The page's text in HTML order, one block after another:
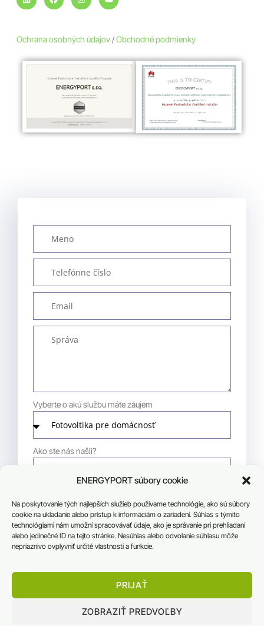
ENERGYPORT súbory cookie
Na poskytovanie tých najlepších služieb používame technológie, ako sú súbory
cookie na ukladanie alebo prístup k informáciám o zariadení. Súhlas s týmito
technológiami nám umožní spracovávať údaje, ako je správanie pri prehliadaní
alebo jedinečné ID na tejto stránke. Nesúhlas alebo odvolanie súhlasu môže
nepriaznivo ovplyvniť určité vlastnosti a funkcie.
PRIJAŤ
ZOBRAZIŤ PREDVOĽBY
Ochrana osobných údajov/Obchodné podmienky
Vyberte o akú službu máte záujem
Ako ste nás našli?
ODOSLAŤ